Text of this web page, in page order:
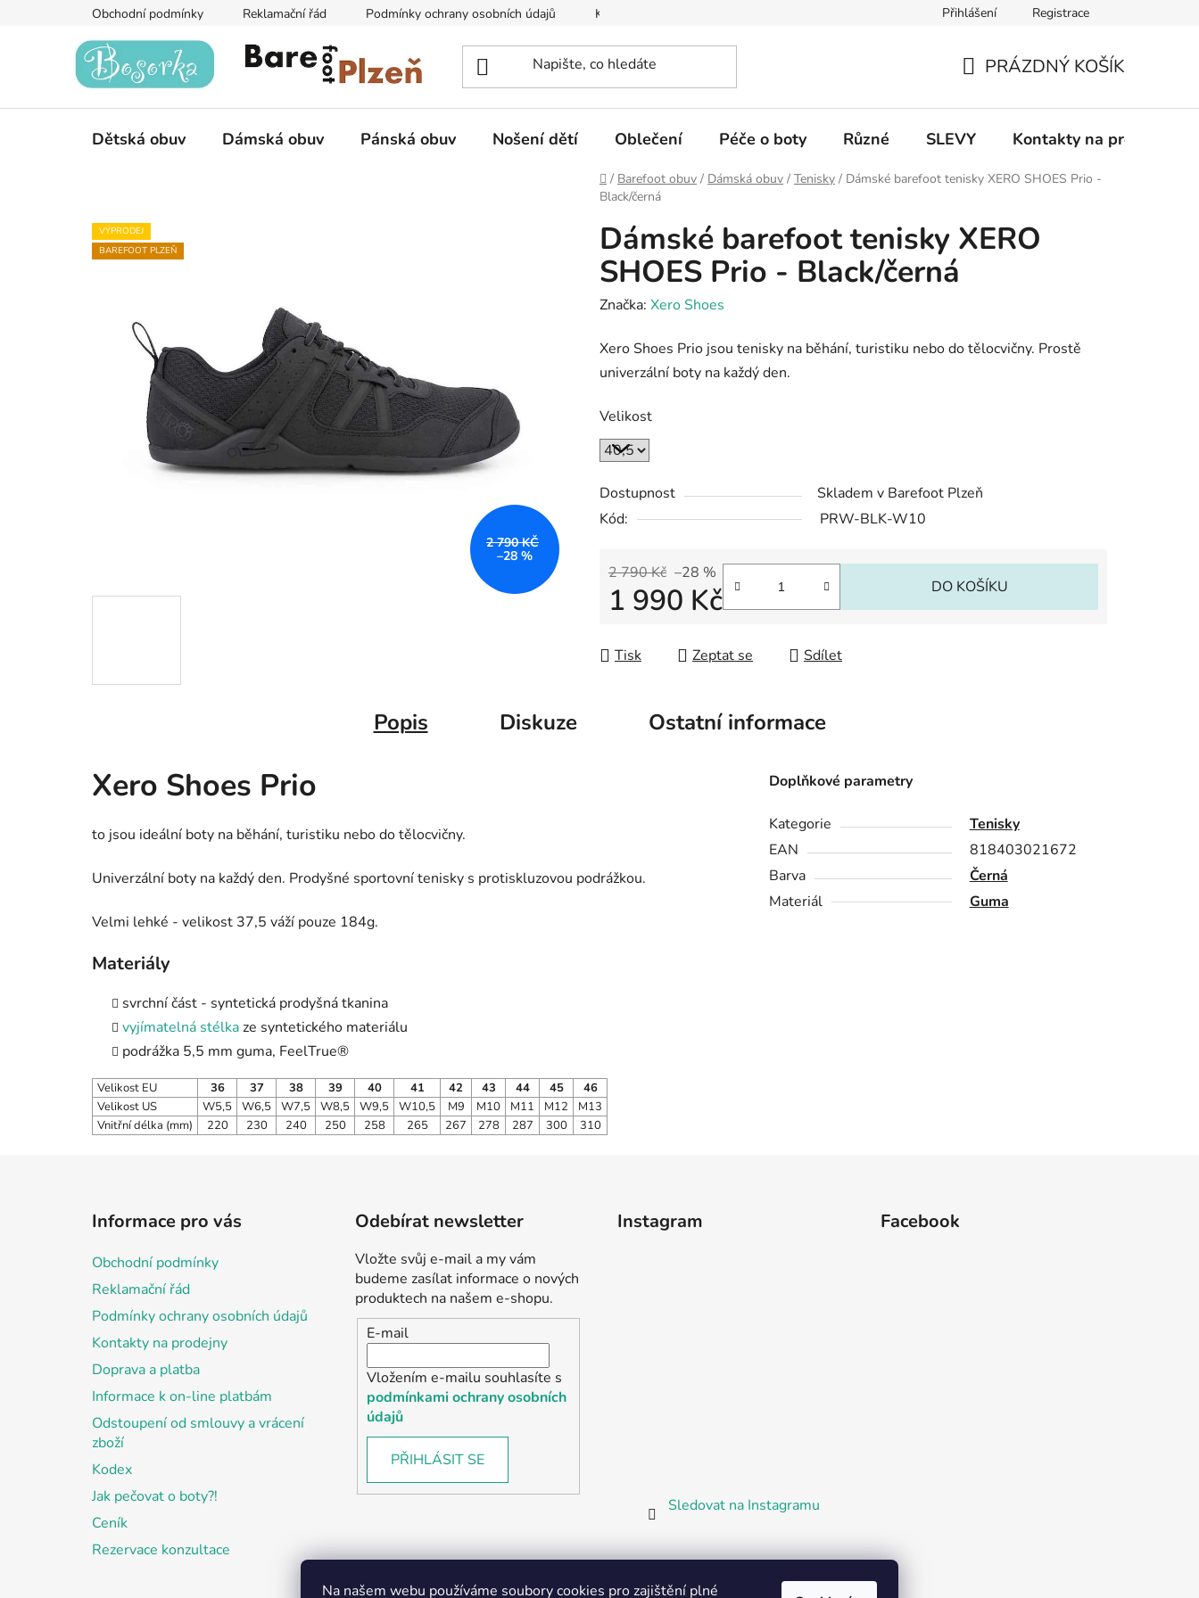
Na našem webu používáme soubory cookies pro zajištění plné
Obchodní podmínky Reklamační řád Podmínky ochrany osobních údajů Kontakty na prodejny Informace k on-line platbám Odstoupení od
Přihlášení Registrace
KOŠÍK
PRÁZDNÝ KOŠÍK
Dětská obuv Dámská obuv Pánská obuv Nošení dětí Oblečení Péče o boty Různé SLEVY Kontakty na prodejny
Domů
/ Barefoot obuv / Dámská obuv / Tenisky / Dámské barefoot tenisky XERO SHOES Prio -
Black/černá
Dámské barefoot tenisky XERO
SHOES Prio - Black/černá
Značka: Xero Shoes
Xero Shoes Prio jsou tenisky na běhání, turistiku nebo do tělocvičny. Prostě
univerzální boty na každý den.
Velikost
Dostupnost
Skladem v Barefoot Plzeň
Kód:
PRW-BLK-W10
2 790 Kč –28 %
1 990 Kč DO KOŠÍKU
Tisk Zeptat se Sdílet
VÝPRODEJ
BAREFOOT PLZEŇ
2 790 KČ
–28 %
Popis Diskuze Ostatní informace
Xero Shoes Prio
to jsou ideální boty na běhání, turistiku nebo do tělocvičny.
Univerzální boty na každý den. Prodyšné sportovní tenisky s protiskluzovou podrážkou.
Velmi lehké - velikost 37,5 váží pouze 184g.
Materiály
svrchní část - syntetická prodyšná tkanina
vyjímatelná stélkaze syntetického materiálu
podrážka 5,5 mm guma, FeelTrue®
Velikost EU 36 37 38 39 40 41 42 43 44 45
46
Velikost US
W5,5 W6,5 W7,5 W8,5 W9,5 W10,5 M9 M10 M11 M12
M13
Vnitřní délka (mm)
220 230 240 250 258 265 267 278 287 300 310
Doplňkové parametry
Kategorie
Tenisky
EAN
818403021672
Barva
Černá
Materiál
Guma
Informace pro vás
Obchodní podmínky
Reklamační řád
Podmínky ochrany osobních údajů
Kontakty na prodejny
Doprava a platba
Informace k on-line platbám
Odstoupení od smlouvy a vrácení
zboží
Kodex
Jak pečovat o boty?!
Ceník
Rezervace konzultace
Odebírat newsletter
Vložte svůj e-mail a my vám
budeme zasílat informace o nových
produktech na našem e-shopu.
E-mail
Vložením e-mailu souhlasíte s
podmínkami ochrany osobních
údajů
PŘIHLÁSIT SE
Instagram
Sledovat na Instagramu
Facebook